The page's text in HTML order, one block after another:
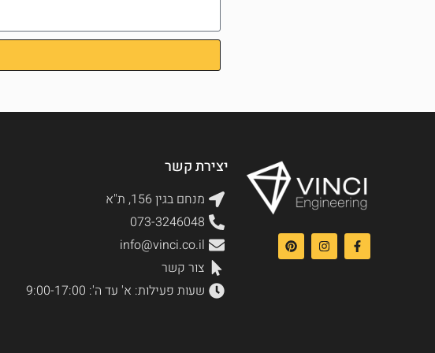
יצירת קשר
מנחם בגין 156, ת"א
073-3246048
info@vinci.co.il
צור קשר
שעות פעילות: א' עד ה': 9:00-17:00